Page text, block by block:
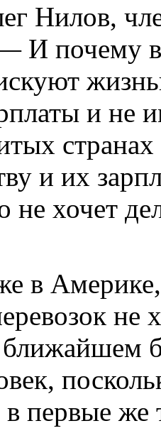
Нилов,
И почему
и не
и их
не хочет
в
не
ближайшем
первые же